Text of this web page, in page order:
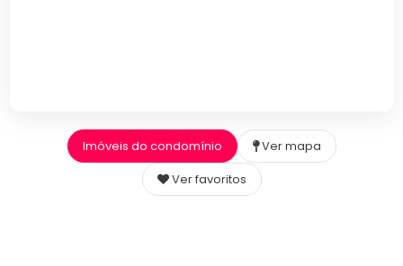
Imóveis do condomínio
Ver mapa
Ver favoritos